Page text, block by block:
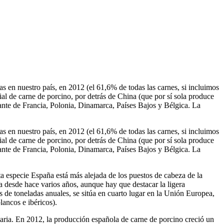
en nuestro país, en 2012 (el 61,6% de todas las carnes, si incluimos
de carne de porcino, por detrás de China (que por sí sola produce
de Francia, Polonia, Dinamarca, Países Bajos y Bélgica. La
en nuestro país, en 2012 (el 61,6% de todas las carnes, si incluimos
de carne de porcino, por detrás de China (que por sí sola produce
de Francia, Polonia, Dinamarca, Países Bajos y Bélgica. La
España está más alejada de los puestos de cabeza de la
hace varios años, aunque hay que destacar la ligera
toneladas anuales, se sitúa en cuarto lugar en la Unión Europea,
e ibéricos).
En 2012, la producción española de carne de porcino creció un